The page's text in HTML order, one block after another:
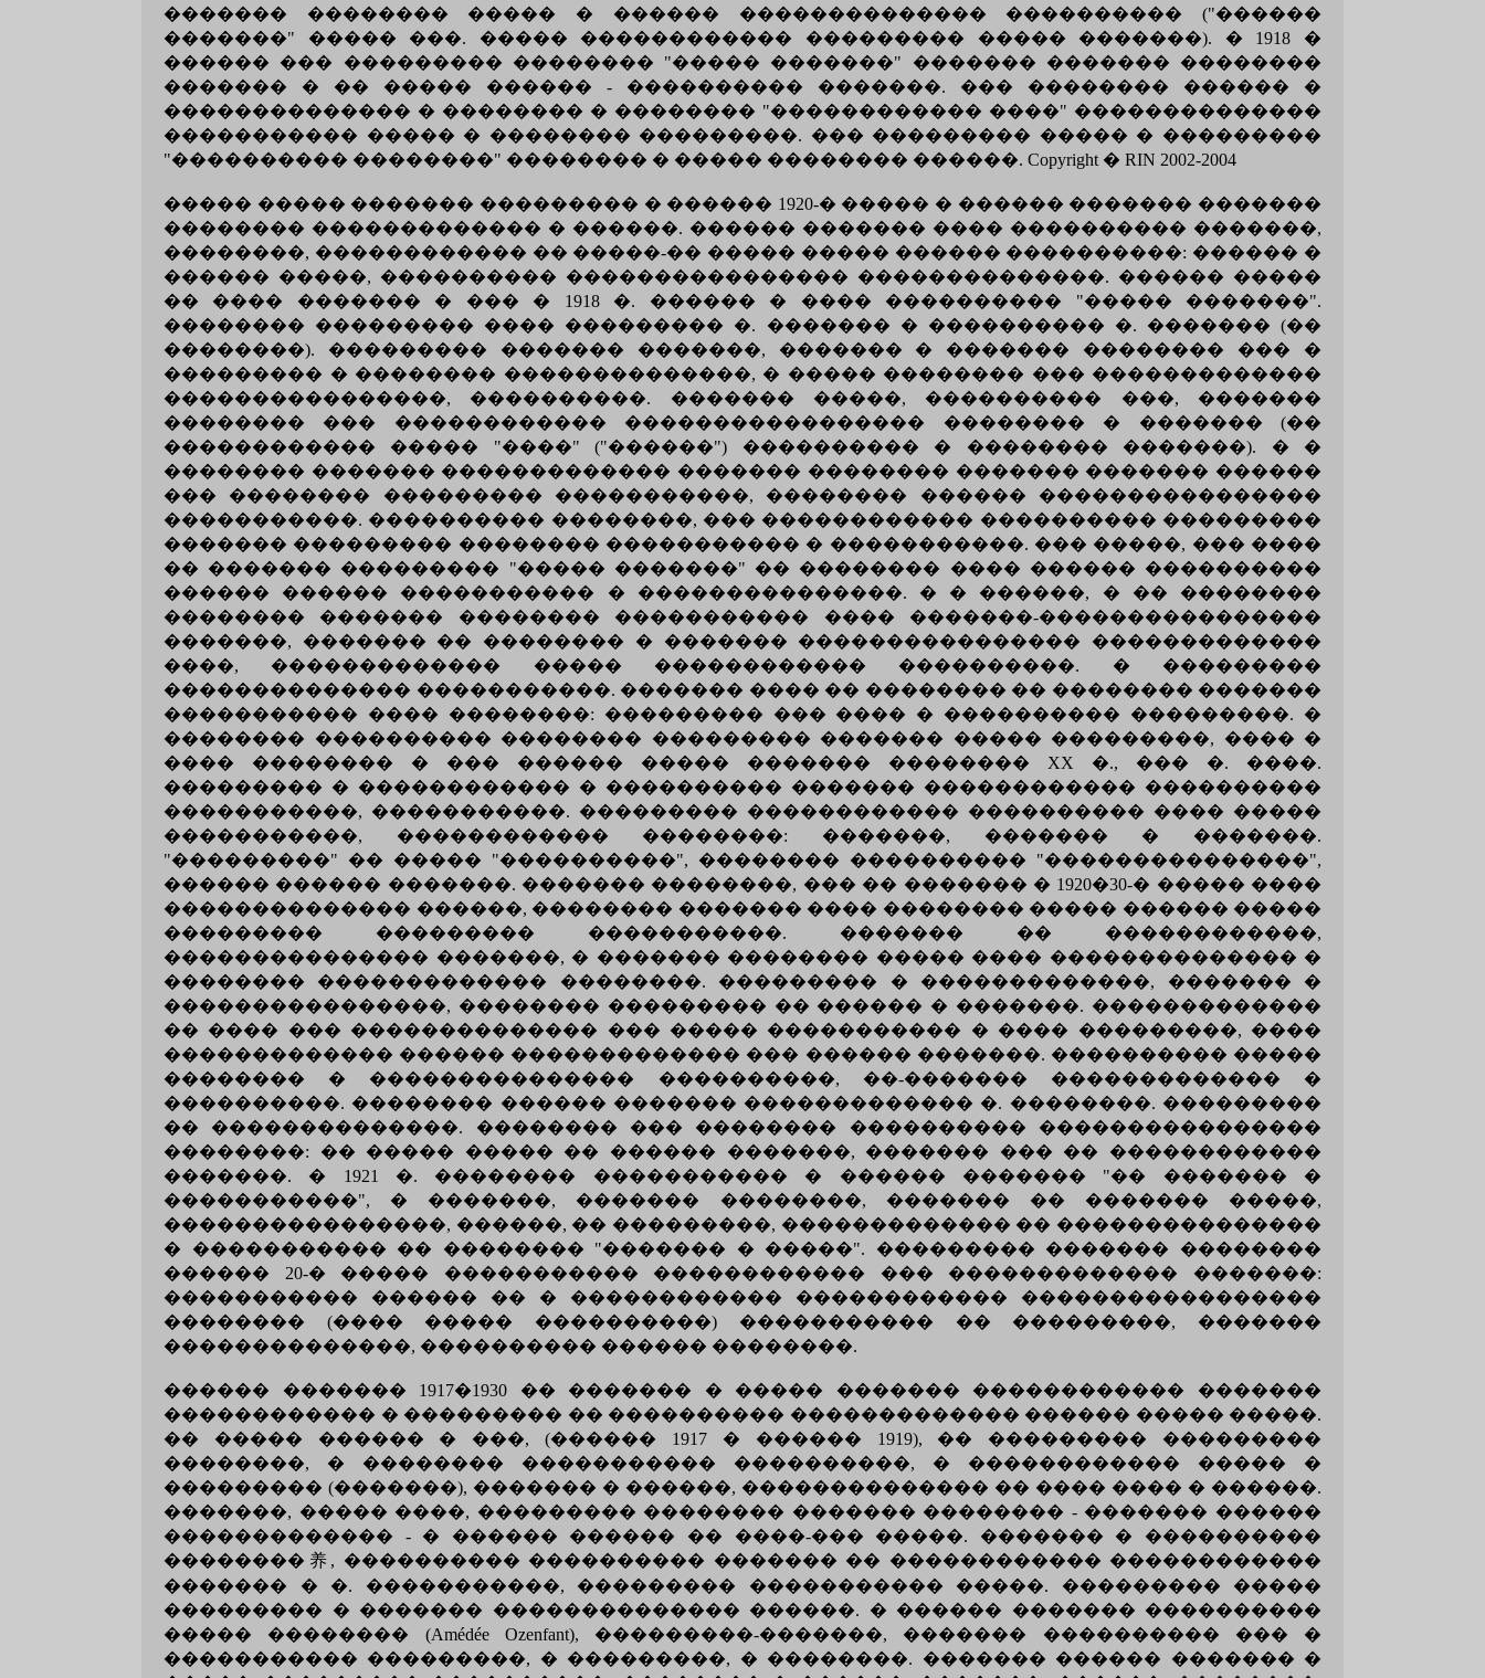
������� �������� ����� � ������ �������������� ���������� ("������
�������" ����� ���. ����� ������������ ��������� ����� �������). � 1918 �
������ ��� ��������� �������� "����� �������" ������� ������� ��������
������� � �� ����� ������ - ���������� �������. ��� �������� ������ �
�������������� � �������� � �������� "������������ ����" ��������������
����������� ����� � �������� ���������. ��� ��������� ����� � ���������
"���������� ��������" �������� � ����� �������� ������. Copyright � RIN 2002-2004
����� ����� ������� ��������� � ������ 1920-� ����� � ������ ������� �������
�������� ������������� � ������. ������ ������� ���� ���������� �������,
��������, ������������ �� �����-�� ����� ����� ������ ����������: ������ �
������ �����, ���������� ���������������� ��������������. ������ �����
�� ���� ������� � ��� � 1918 �. ������ � ���� ���������� "����� �������".
�������� ��������� ���� ��������� �. ������� � ���������� �. ������� (��
��������). ��������� ������� �������, ������� � ������� �������� ��� �
��������� � �������� ��������������, � ����� �������� ��� �������������
����������������, ����������. ������� �����, ���������� ���, �������
�������� ��� ������������ ����������������� �������� � ������� (��
������������ ����� "����" ("������") ���������� � �������� �������). � �
�������� ������� ������������� ������� �������� ������� ������� ������
��� �������� ��������� �����������, �������� ������ ����������������
�����������. ���������� ��������, ��� ������������ ���������� ���������
������� ��������� �������� ����������� � �����������. ��� �����, ��� ����
�� ������� ��������� "����� �������" �� �������� ���� ������ ����������
������ ������ ����������� � ���������������. � � ������, � �� ��������
�������� ������� �������� ����������� ���� �������-����������������
�������, ������� �� �������� � ������� ���������������� �������������
����, ������������� ����� ������������ ����������. � ���������
�������������� �����������. ������� ���� �� �������� �� �������� �������
����������� ���� ��������: ��������� ��� ���� � ���������� ���������. �
�������� ���������� �������� ��������� ������� ����� ���������, ���� �
���� �������� � ��� ������ ����� ������� �������� XX �., ��� �. ����.
��������� � ������������ � ���������� ������� ������������ ����������
�����������, �����������. ��������� ������������ ���������� ���� �����
�����������, ������������ ��������: �������, ������� � �������.
"���������" �� ����� "����������", �������� ���������� "���������������",
������ ������ �������. ������� ��������, ��� �� ������� � 1920�30-� ����� ����
�������������� ������, �������� ������� ���� �������� ����� ������ �����
��������� ��������� �����������. ������� �� ������������,
��������������� �������, � ������� �������� ����� ���� �������������� �
�������� ������������� ��������. ��������� � �������������, ������� �
����������������, �������� ��������� �� ������ � �������. �������������
�� ���� ��� �������������� ��� ����� ����������� � ���� ���������, ����
������������� ������ ������������� ��� ������ �������. ���������� �����
�������� � ��������������� ����������, ��-������� ������������� �
����������. �������� ������ ������� ������������� �. ��������. ���������
�� ��������������. �������� ��� �������� ���������� ����������������
��������: �� ����� ����� �� ������ �������, ������� ��� �� ������������
�������. � 1921 �. �������� ����������� � ������ ������� "�� ������� �
�����������", � �������, ������� ��������, ������� �� ������� �����,
����������������, ������, �� ���������, ������������� �� ���������������
� ����������� �� �������� "������� � �����". ��������� ������� ��������
������ 20-� ����� ����������� ������������ ��� ������������� �������:
����������� ������ �� � ������������ ������������ �����������������
�������� (���� ����� ����������) ����������� �� ���������, �������
��������������, ���������� ������ ��������.
������ ������� 1917�1930 �� ������� � ����� ������� ������������ �������
������������ � ��������� �� ���������� ������������� ������ ����� �����.
�� ����� ������ � ���, (������ 1917 � ������ 1919), �� ��������� ���������
��������, � �������� ����������� ����������, � ������������ ����� �
��������� (�������), ������� � ������, �������������� �� ���� ���� � ������.
�������, ����� ����, ��������� �������� ������� �������� - ������� ������
������������� - � ������ ������ �� ����-��� �����. ������� � ����������
��������养, ���������� ���������� ������� �� ������������ ������������
������� � �. �����������, ��������� ����������� �����. ��������� �����
��������� � ������� �������������� ������. � ������ ������� ����������
����� �������� (Amédée Ozenfant), ���������-�������, ������� ���������� ��� �
����������� ���������, � ���������, � ��������. ������� ������ ������� �